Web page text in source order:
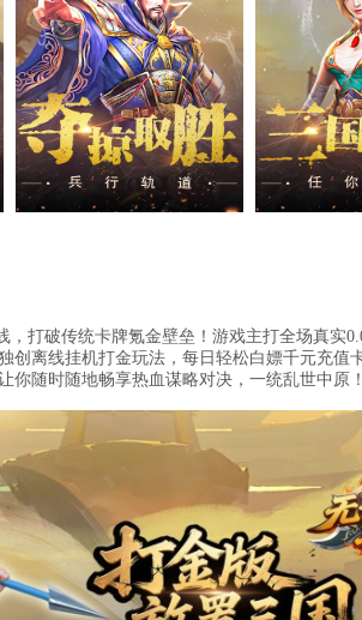
，打破传统卡牌氪金壁垒！游戏主打全场真实
创离线挂机打金玩法，每日轻松白嫖千元充值
你随时随地畅享热血谋略对决，一统乱世中原！